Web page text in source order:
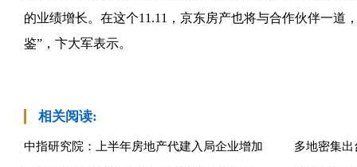
的业绩增长。在这个11.11，京东房产也将与合作伙伴一道
鉴”，卞大军表示。
相关阅读:
中指研究院：上半年房地产代建入局企业增加 多地密集